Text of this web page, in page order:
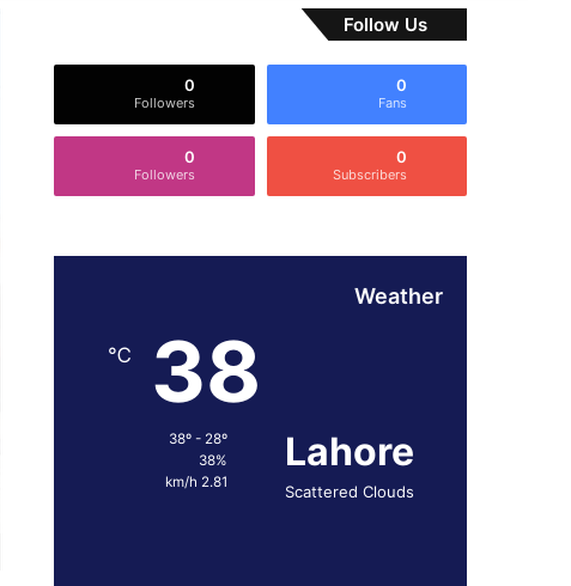
Follow Us
0
Fans
0
Followers
0
Subscribers
0
Followers
Weather
Lahore
Scattered Clouds
38
℃
38º - 28º
38%
2.81 km/h